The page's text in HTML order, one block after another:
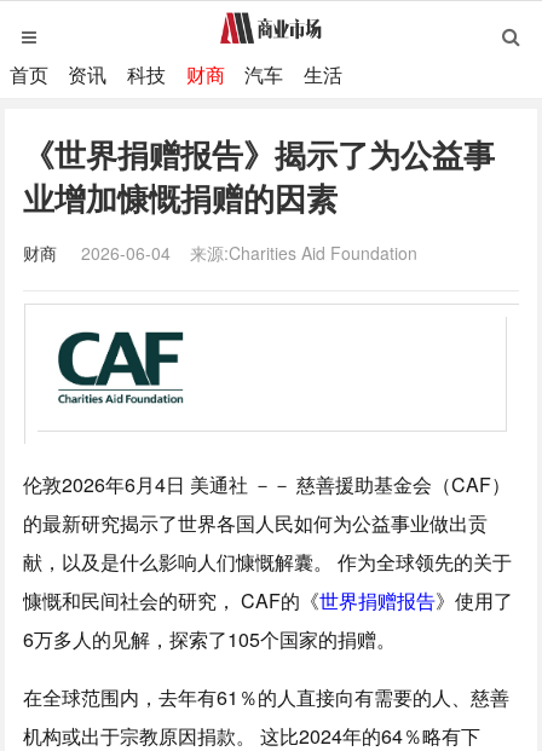
首页 资讯 科技 财商 汽车 生活
《世界捐赠报告》揭示了为公益事
业增加慷慨捐赠的因素
财商 2026-06-04 来源:Charities Aid Foundation
伦敦2026年6月4日 美通社 －－ 慈善援助基金会（CAF）
的最新研究揭示了世界各国人民如何为公益事业做出贡
献，以及是什么影响人们慷慨解囊。 作为全球领先的关于
慷慨和民间社会的研究， CAF的《世界捐赠报告》使用了
6万多人的见解，探索了105个国家的捐赠。
在全球范围内，去年有61％的人直接向有需要的人、慈善
机构或出于宗教原因捐款。 这比2024年的64％略有下